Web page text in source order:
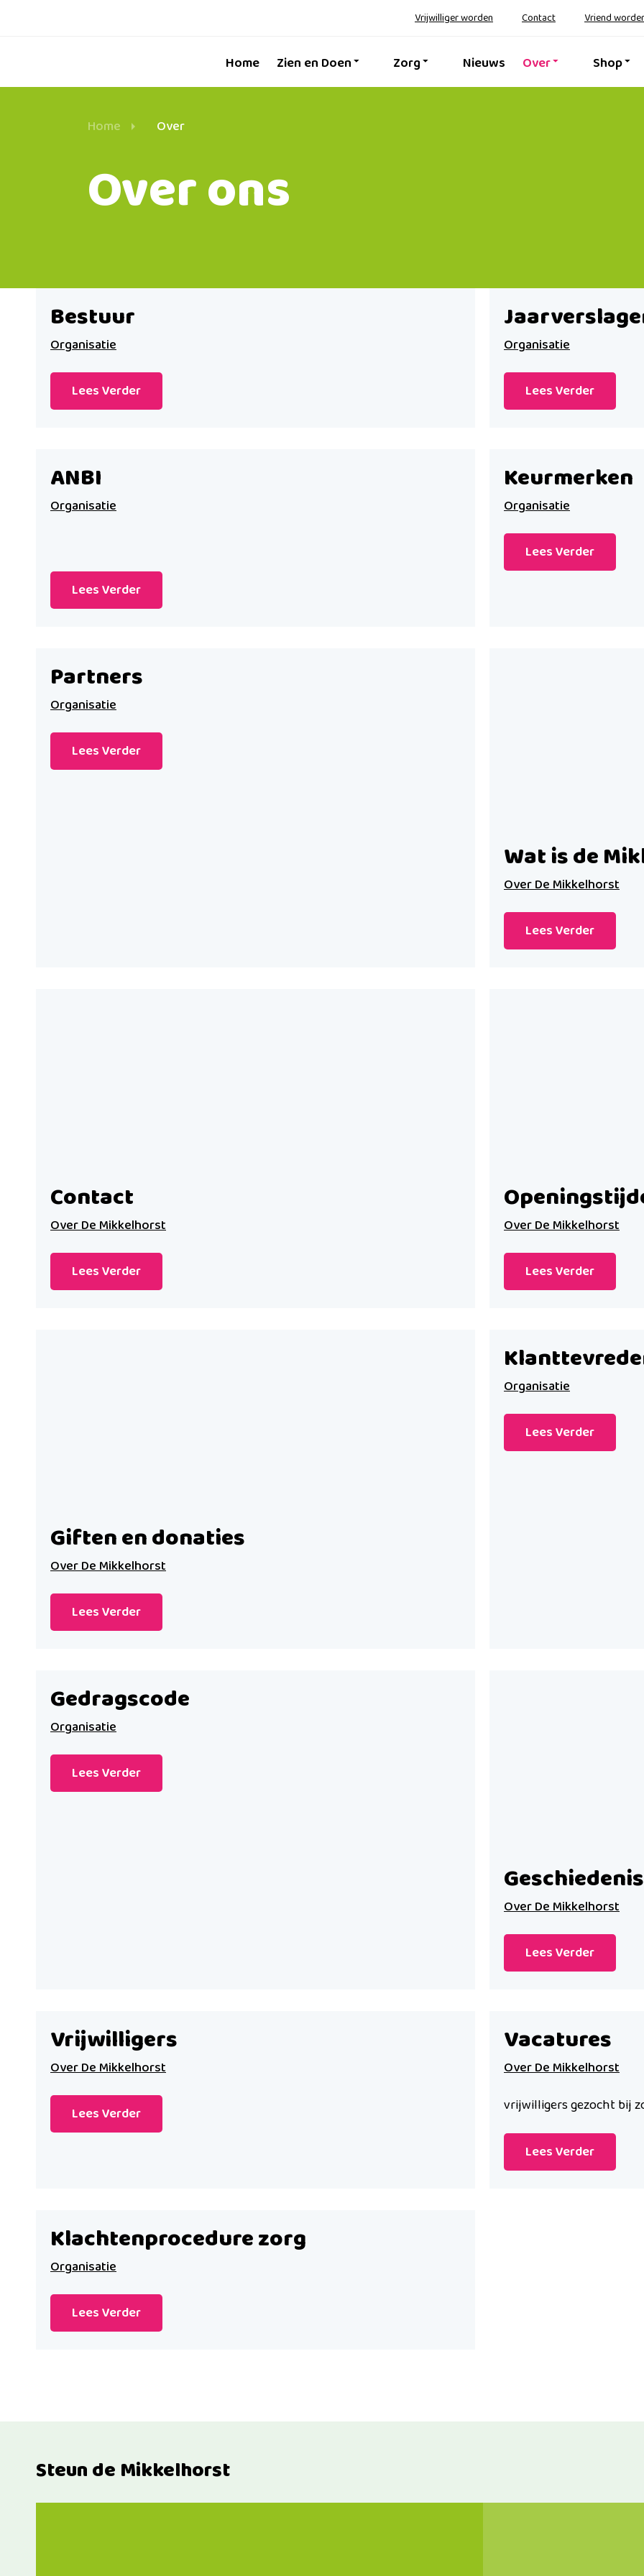
Vrijwilliger worden Contact Vriend
Home Zien en Doen Zorg Nieuws Over Shop
Home Over
Over ons
Bestuur
Organisatie
Lees Verder
Organisatie
Lees Verder
ANBI
Organisatie
Lees Verder
Keurmerken
Organisatie
Lees Verder
Partners
Organisatie
Lees Verder
Wat is de
Over De Mikkelhorst
Lees Verder
Contact
Over De Mikkelhorst
Lees Verder
Over De Mikkelhorst
Lees Verder
Giften en donaties
Over De Mikkelhorst
Lees Verder
Organisatie
Lees Verder
Gedragscode
Organisatie
Lees Verder
Geschiedenis
Over De Mikkelhorst
Lees Verder
Vrijwilligers
Over De Mikkelhorst
Lees Verder
Vacatures
Over De Mikkelhorst
vrijwilligers gezocht bij
Lees Verder
Klachtenprocedure zorg
Organisatie
Lees Verder
Steun de Mikkelhorst